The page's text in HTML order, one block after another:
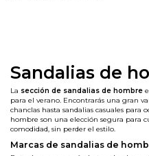
Sandalias de
La sección de sandalias de hombre
para el verano. Encontrarás una gran
chanclas hasta sandalias casuales para
hombre son una elección segura para
comodidad, sin perder el estilo.
Marcas de sandalias de